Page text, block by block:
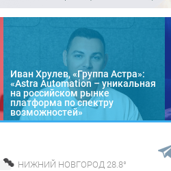
Иван Хрулев, «Группа Астра»:
«Astra Automation – уникальная
на российском рынке
платформа по спектру
возможностей»
НИЖНИЙ НОВГОРОД 28.8°